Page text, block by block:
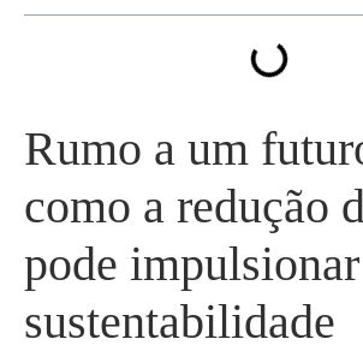
Rumo a um
como a redução
pode
sustentabilidade